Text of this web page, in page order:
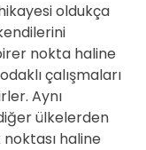
oldukça
nokta haline
çalışmaları
Aynı
ülkelerden
haline